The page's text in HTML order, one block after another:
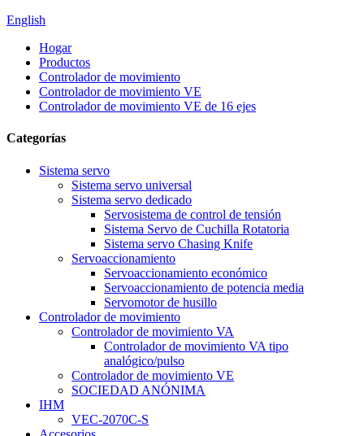
English
Hogar
Productos
Controlador de movimiento
Controlador de movimiento VE
Controlador de movimiento VE de 16 ejes
Categorías
Sistema servo
Sistema servo universal
Sistema servo dedicado
Servosistema de control de tensión
Sistema Servo de Cuchilla Rotatoria
Sistema servo Chasing Knife
Servoaccionamiento
Servoaccionamiento económico
Servoaccionamiento de potencia media
Servomotor de husillo
Controlador de movimiento
Controlador de movimiento VA
Controlador de movimiento VA tipo
analógico/pulso
Controlador de movimiento VE
SOCIEDAD ANÓNIMA
IHM
VEC-2070C-S